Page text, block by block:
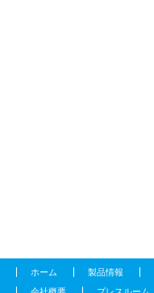
ホーム 製品情報